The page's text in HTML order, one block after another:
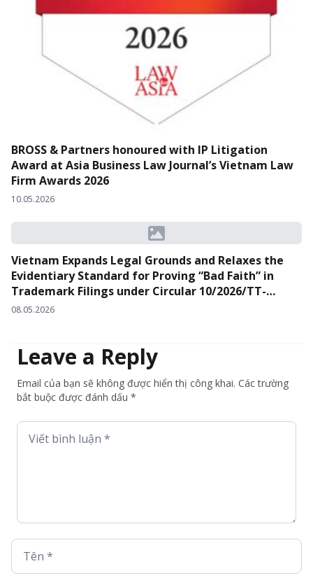
BROSS & Partners honoured with IP Litigation
Award at Asia Business Law Journal’s Vietnam Law
Firm Awards 2026
10.05.2026
Vietnam Expands Legal Grounds and Relaxes the
Evidentiary Standard for Proving “Bad Faith” in
Trademark Filings under Circular 10/2026/TT-
BKHCN
08.05.2026
Leave a Reply
Email của bạn sẽ không được hiển thị công khai. Các trường
bắt buộc được đánh dấu *
Viết bình luận *
Tên *